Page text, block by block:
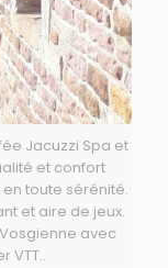
Jacuzzi Spa et
et confort
toute sérénité.
et aire de jeux.
avec
VTT..